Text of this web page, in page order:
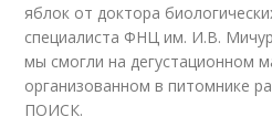
яблок от доктора
специалиста ФНЦ им. И.В.
мы смогли на дегустационном
организованном в питомнике
ПОИСК.